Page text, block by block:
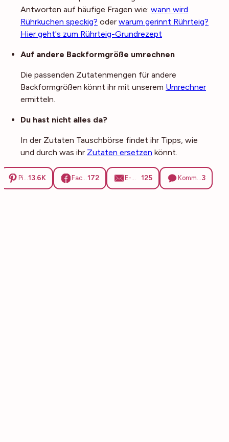
Antworten auf häufige Fragen wie: wann wird
Rührkuchen speckig? oder warum gerinnt Rührteig?
Hier geht's zum Rührteig-Grundrezept
Auf andere Backformgröße umrechnen
Die passenden Zutatenmengen für andere
Backformgrößen könnt ihr mit unserem Umrechner
ermitteln.
Du hast nicht alles da?
In der Zutaten Tauschbörse findet ihr Tipps, wie
und durch was ihr Zutaten ersetzen könnt.
13.6K 172 125 3